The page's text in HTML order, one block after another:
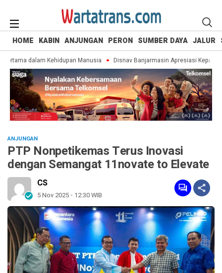
HOME KABIN ANJUNGAN PERON SUMBER DAYA JALUR
dalam Kehidupan Manusia Disnav Banjarmasin Apresiasi Kepatuhan
ANJUNGAN
PTP Nonpetikemas Terus Inovasi
dengan Semangat 11novate to Elevate
CS
5 Nov 2025 - 12:30 WIB